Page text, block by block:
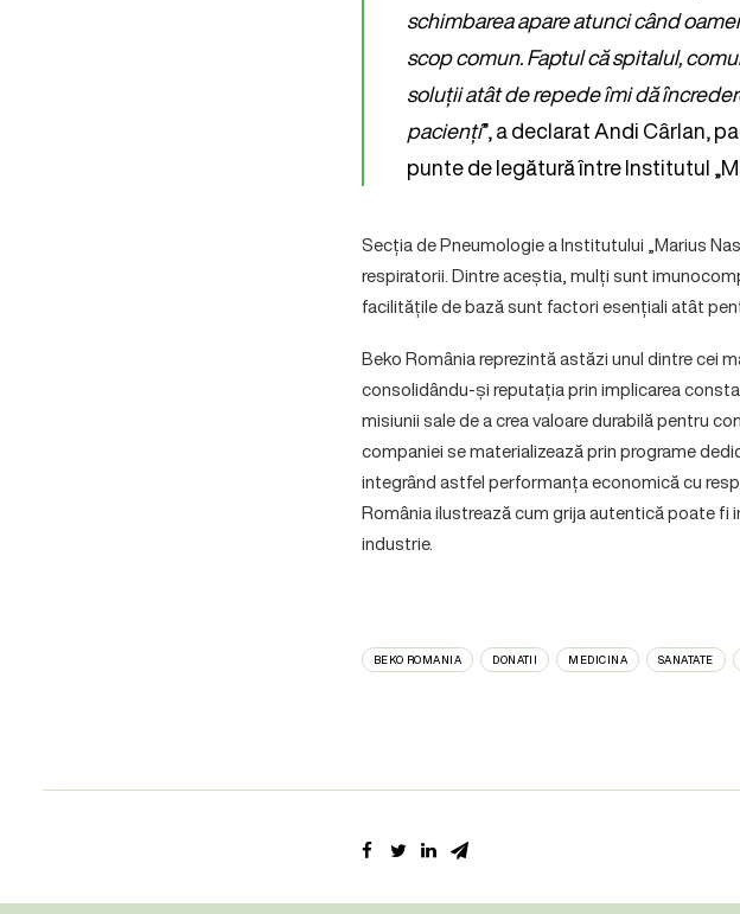
schimbarea apare atunci când
scop comun. Faptul că spitalul,
soluții atât de repede îmi dă
pacienți”, a declarat Andi Cârlan,
punte de legătură între Institutul
Secția de Pneumologie a Institutului „Marius
respiratorii. Dintre aceștia, mulți sunt
facilitățile de bază sunt factori esențiali atât
Beko România reprezintă astăzi unul dintre cei
consolidându-și reputația prin implicarea
misiunii sale de a crea valoare durabilă pentru
companiei se materializează prin programe
integrând astfel performanța economică cu
România ilustrează cum grija autentică poate
industrie.
BEKO ROMANIA DONATII MEDICINA SANATATE